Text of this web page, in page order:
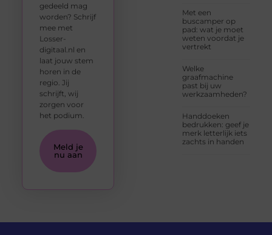
Met een
buscamper op
pad: wat je moet
weten voordat je
vertrekt
Welke
graafmachine
past bij uw
werkzaamheden?
Handdoeken
bedrukken: geef je
merk letterlijk iets
zachts in handen
gedeeld mag
worden? Schrijf
mee met
Losser-
digitaal.nl en
laat jouw stem
horen in de
regio. Jij
schrijft, wij
zorgen voor
het podium.
Meld je
nu aan